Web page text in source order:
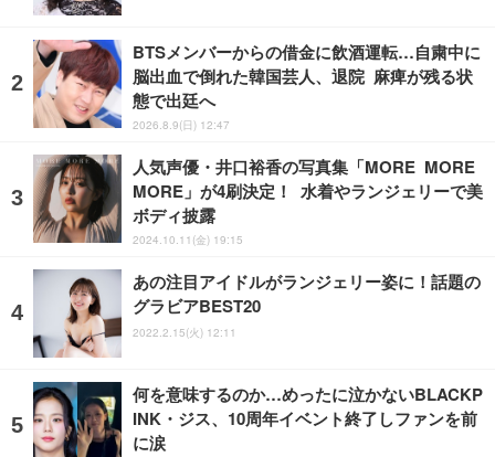
BTSメンバーからの借金に飲酒運転…自粛中に
脳出血で倒れた韓国芸人、退院 麻痺が残る状
態で出廷へ
2026.8.9(日) 12:47
人気声優・井口裕香の写真集「MORE MORE
MORE」が4刷決定！ 水着やランジェリーで美
ボディ披露
2024.10.11(金) 19:15
あの注目アイドルがランジェリー姿に！話題の
グラビアBEST20
2022.2.15(火) 12:11
何を意味するのか…めったに泣かないBLACKP
INK・ジス、10周年イベント終了しファンを前
に涙